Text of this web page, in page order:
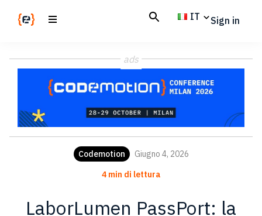
Magazine
code
IT Sign in
ads
Codemotion
Giugno 4, 2026
4 min di lettura
LaborLumen PassPort: la